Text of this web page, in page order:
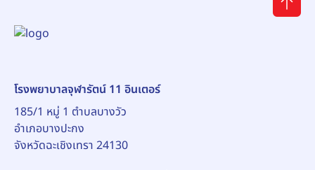
พร้อมให้บริการทุกท่านอย่างเต็มที่เสมอ
โรงพยาบาลจุฬารัตน์ 11 อินเตอร์
185/1 หมู่ 1 ตำบลบางวัว
อำเภอบางปะกง